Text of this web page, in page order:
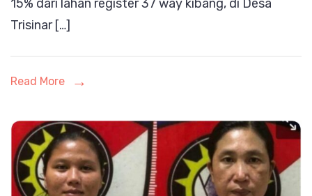
Martabat
Register
37
15% dari lahan register 37 way kibang, di Desa
Trisinar […]
Read More